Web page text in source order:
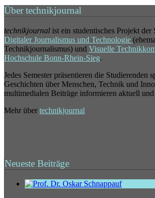
Über technikjournal
technikjournal ist ein studentisches Projekt der
Digitaler Journalismus und Technologie
Technikjournalismus) und Visuelle
Hochschule Bonn-Rhein-Sieg.
Jedes Semester präsentieren die Studierenden
Geschichten über Menschen, Technik und
multimedialen Beiträge informieren aktuell
Mehr über technikjournal
Neueste Beiträge